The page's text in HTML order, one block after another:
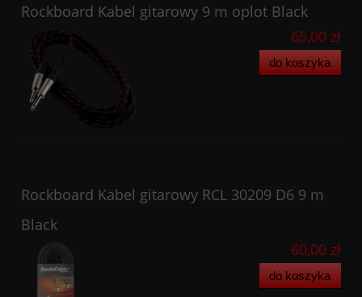
Rockboard Kabel gitarowy 9 m oplot Black
65,00 zł
do koszyka
Rockboard Kabel gitarowy RCL 30209 D6 9 m
Black
60,00 zł
do koszyka